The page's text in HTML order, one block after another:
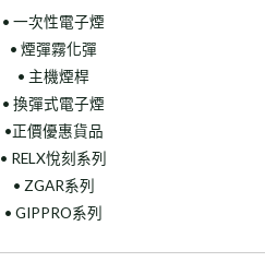
• 一次性電子煙
• 煙彈霧化彈
• 主機煙桿
• 換彈式電子煙
•正價優惠貨品
• RELX悅刻系列
• ZGAR系列
• GIPPRO系列